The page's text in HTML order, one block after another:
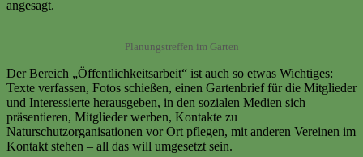
angesagt.
Planungstreffen im Garten
Der Bereich „Öffentlichkeitsarbeit“ ist auch so etwas Wichtiges:
Texte verfassen, Fotos schießen, einen Gartenbrief für die Mitglieder
und Interessierte herausgeben, in den sozialen Medien sich
präsentieren, Mitglieder werben, Kontakte zu
Naturschutzorganisationen vor Ort pflegen, mit anderen Vereinen im
Kontakt stehen – all das will umgesetzt sein.